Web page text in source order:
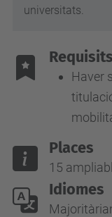
universitats.
Requisits
Haver
Places
15
Idiomes